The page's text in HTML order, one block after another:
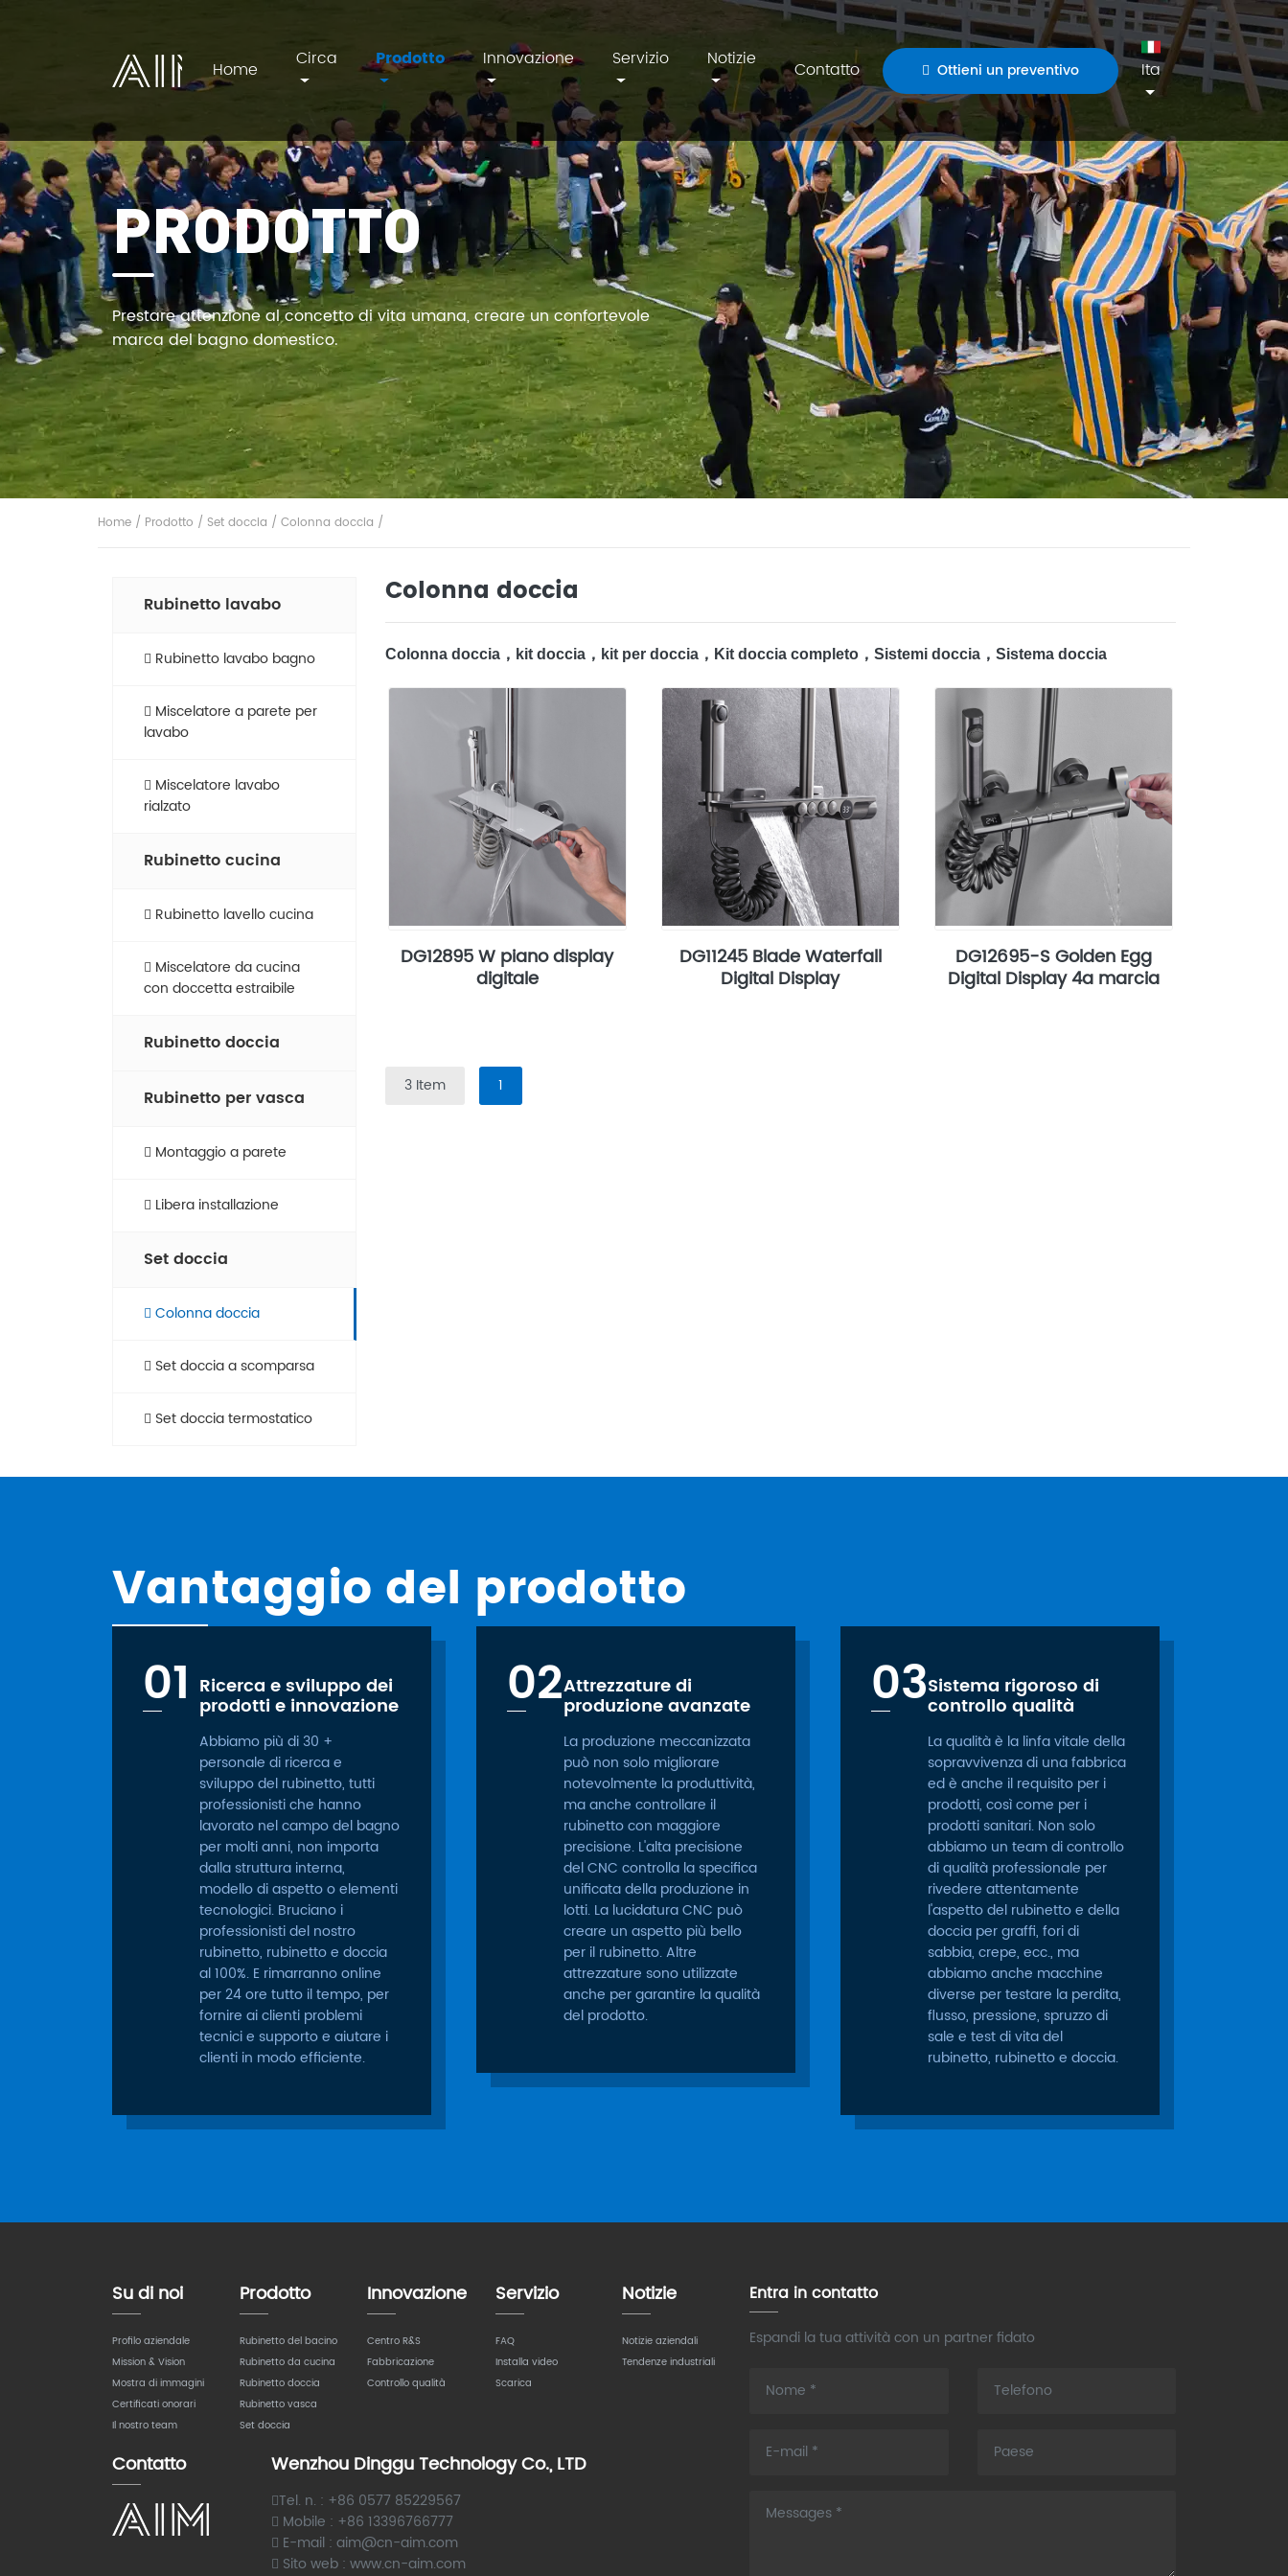
AIM
Home Circa Prodotto Innovazione Servizio Notizie Contatto Ottieni un preventivo Ita
PRODOTTO
Prestare attenzione al concetto di vita umana, creare un confortevole
marca del bagno domestico.
Home / Prodotto / Set doccia / Colonna doccia /
Rubinetto lavabo
Rubinetto lavabo bagno
Miscelatore a parete per
lavabo
Miscelatore lavabo
rialzato
Rubinetto cucina​
Rubinetto lavello cucina​
Miscelatore da cucina
con doccetta estraibile
Rubinetto doccia
Rubinetto per vasca
Montaggio a parete
Libera installazione
Set doccia
Colonna doccia
Set doccia a scomparsa
Set doccia termostatico
Colonna doccia
‌Colonna doccia，kit doccia，kit per doccia，Kit doccia completo，Sistemi doccia，Sistema doccia
DG12895 W piano display
digitale
DG11245 Blade Waterfall
Digital Display
DG12695-S Golden Egg
Digital Display 4a marcia
3 Item 1
Vantaggio del prodotto
01 Ricerca e sviluppo dei
prodotti e innovazione
Abbiamo più di 30 +
personale di ricerca e
sviluppo del rubinetto, tutti
professionisti che hanno
lavorato nel campo del bagno
per molti anni, non importa
dalla struttura interna,
modello di aspetto o elementi
tecnologici. Bruciano i
professionisti del nostro
rubinetto, rubinetto e doccia
al 100%. E rimarranno online
per 24 ore tutto il tempo, per
fornire ai clienti problemi
tecnici e supporto e aiutare i
clienti in modo efficiente.
02Attrezzature di
produzione avanzate
La produzione meccanizzata
può non solo migliorare
notevolmente la produttività,
ma anche controllare il
rubinetto con maggiore
precisione. L'alta precisione
del CNC controlla la specifica
unificata della produzione in
lotti. La lucidatura CNC può
creare un aspetto più bello
per il rubinetto. Altre
attrezzature sono utilizzate
anche per garantire la qualità
del prodotto.
03Sistema rigoroso di
controllo qualità
La qualità è la linfa vitale della
sopravvivenza di una fabbrica
ed è anche il requisito per i
prodotti, così come per i
prodotti sanitari. Non solo
abbiamo un team di controllo
di qualità professionale per
rivedere attentamente
l'aspetto del rubinetto e della
doccia per graffi, fori di
sabbia, crepe, ecc., ma
abbiamo anche macchine
diverse per testare la perdita,
flusso, pressione, spruzzo di
sale e test di vita del
rubinetto, rubinetto e doccia.
Su di noi
Profilo aziendale
Mission & Vision
Mostra di immagini
Certificati onorari
Il nostro team
Prodotto
Rubinetto del bacino
Rubinetto da cucina
Rubinetto doccia
Rubinetto vasca
Set doccia
Innovazione
Centro R&S
Fabbricazione
Controllo qualità
Servizio
FAQ
Installa video
Scarica
Notizie
Notizie aziendali
Tendenze industriali
Contatto Wenzhou Dinggu Technology Co., LTD
Tel. n. : +86 0577 85229567
Mobile : +86 13396766777
E-mail : aim@cn-aim.com
Sito web : www.cn-aim.com
Entra in contatto
Espandi la tua attività con un partner fidato